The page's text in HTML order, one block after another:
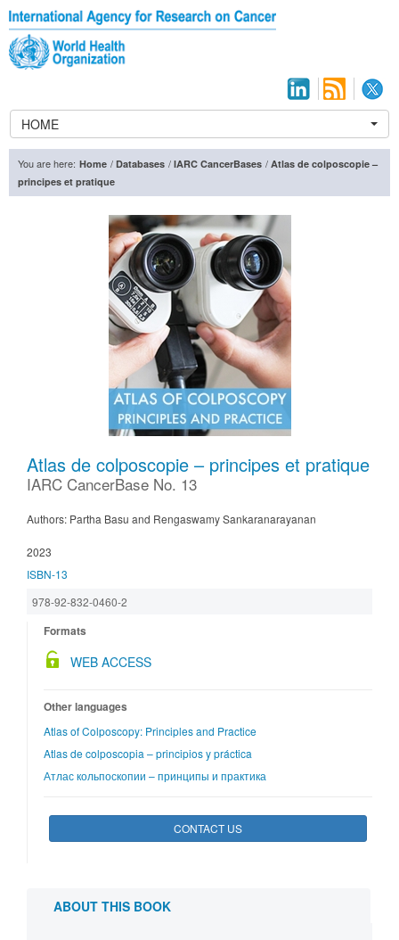
HOME
You are here: Home / Databases / IARC CancerBases / Atlas de colposcopie –
principes et pratique
Atlas de colposcopie – principes et pratique
IARC CancerBase No. 13
Authors: Partha Basu and Rengaswamy Sankaranarayanan
2023
ISBN-13
978-92-832-0460-2
Formats
WEB ACCESS
Other languages
Atlas of Colposcopy: Principles and Practice
Atlas de colposcopia – principios y práctica
Атлас кольпоскопии – принципы и практика
CONTACT US
ABOUT THIS BOOK